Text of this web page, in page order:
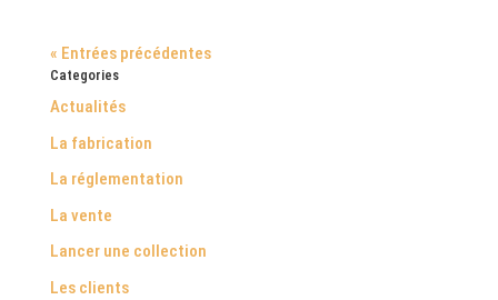
« Entrées précédentes
Categories
Actualités
La fabrication
La réglementation
La vente
Lancer une collection
Les clients